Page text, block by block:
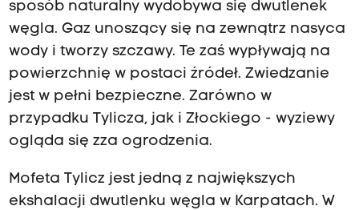
sposób naturalny wydobywa się dwutlenek
węgla. Gaz unoszący się na zewnątrz nasyca
wody i tworzy szczawy. Te zaś wypływają na
powierzchnię w postaci źródeł. Zwiedzanie
jest w pełni bezpieczne. Zarówno w
przypadku Tylicza, jak i Złockiego - wyziewy
ogląda się zza ogrodzenia.
Mofeta Tylicz jest jedną z największych
ekshalacji dwutlenku węgla w Karpatach. W